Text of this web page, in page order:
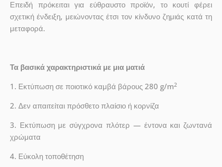
Επειδή πρόκειται για εύθραυστο προϊόν, το κουτί φέρει
σχετική ένδειξη, μειώνοντας έτσι τον κίνδυνο ζημιάς κατά τη
μεταφορά.
Τα βασικά χαρακτηριστικά με μια ματιά
1. Εκτύπωση σε ποιοτικό καμβά βάρους 280 g/m2
2. Δεν απαιτείται πρόσθετο πλαίσιο ή κορνίζα
3. Εκτύπωση με σύγχρονα πλότερ — έντονα και ζωντανά
χρώματα
4. Εύκολη τοποθέτηση